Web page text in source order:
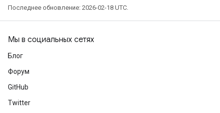
Последнее обновление: 2026-02-18 UTC.
Мы в социальных сетях
Блог
Форум
GitHub
Twitter